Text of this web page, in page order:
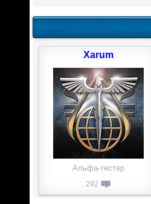
Xarum
Альфа-тестер
292